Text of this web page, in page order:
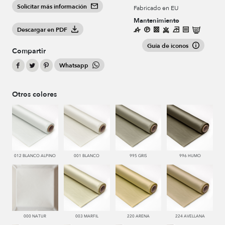
Solicitar más información
Descargar en PDF
Compartir
Whatsapp
Fabricado en EU
Mantenimiento
Guía de iconos
Otros colores
012 BLANCO ALPINO 001 BLANCO 995 GRIS 996 HUMO
000 NATUR 003 MARFIL 220 ARENA 224 AVELLANA